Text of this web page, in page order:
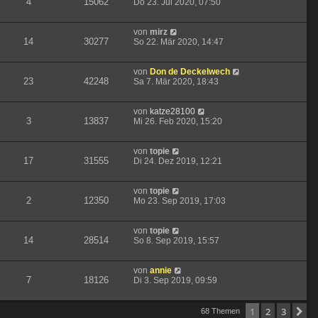
Do 23. Jul 2020, 07:50
14 30277
von mirz
So 22. Mär 2020, 14:47
23 42248
von Don de Deckelwech
Sa 7. Mär 2020, 18:43
3 13837
von katze28100
Mi 26. Feb 2020, 15:20
17 31555
von topie
Di 24. Dez 2019, 12:21
2 12350
von topie
Mo 23. Sep 2019, 17:03
14 28514
von topie
So 8. Sep 2019, 15:57
7 18126
von annie
Di 3. Sep 2019, 09:59
68 Themen 1 2 3